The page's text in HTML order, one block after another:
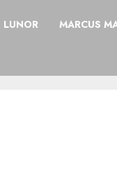
LUNOR MARCUS